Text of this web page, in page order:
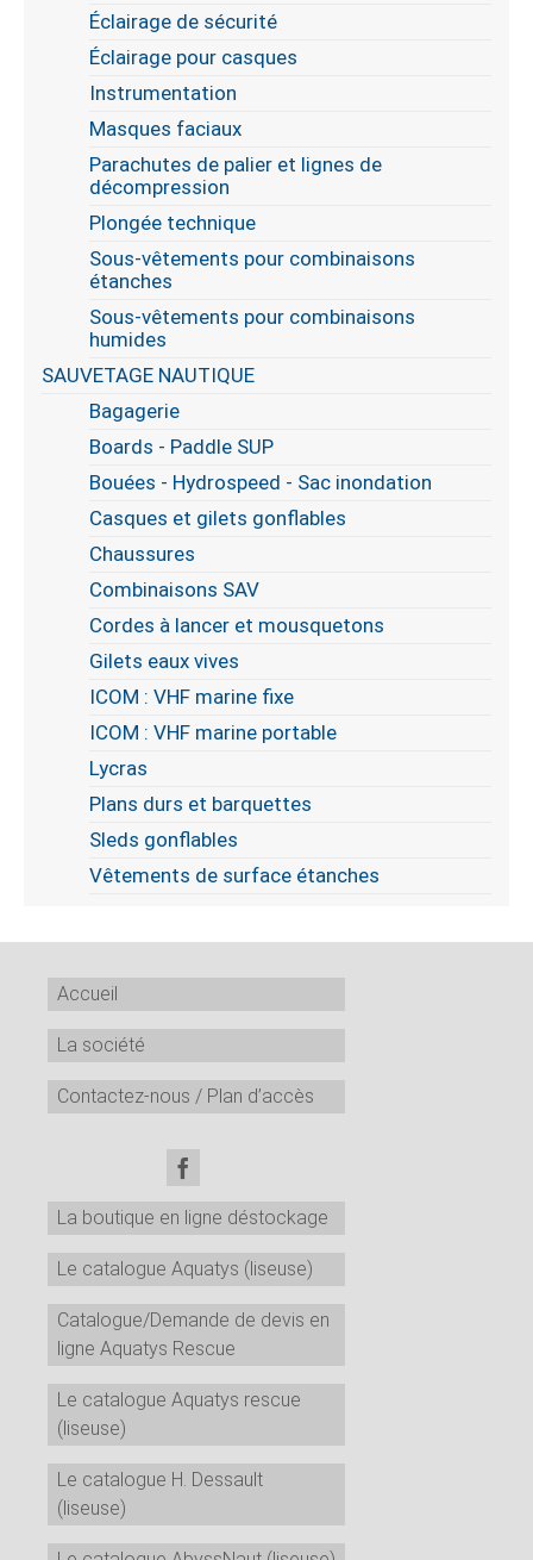
Éclairage de sécurité
Éclairage pour casques
Instrumentation
Masques faciaux
Parachutes de palier et lignes de
décompression
Plongée technique
Sous-vêtements pour combinaisons
étanches
Sous-vêtements pour combinaisons
humides
SAUVETAGE NAUTIQUE
Bagagerie
Boards - Paddle SUP
Bouées - Hydrospeed - Sac inondation
Casques et gilets gonflables
Chaussures
Combinaisons SAV
Cordes à lancer et mousquetons
Gilets eaux vives
ICOM : VHF marine fixe
ICOM : VHF marine portable
Lycras
Plans durs et barquettes
Sleds gonflables
Vêtements de surface étanches
Accueil
La société
Contactez-nous / Plan d’accès
La boutique en ligne déstockage
Le catalogue Aquatys (liseuse)
Catalogue/Demande de devis en
ligne Aquatys Rescue
Le catalogue Aquatys rescue
(liseuse)
Le catalogue H. Dessault
(liseuse)